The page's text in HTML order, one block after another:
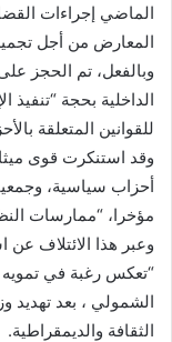
الماضي إجراءات
المعارض من أجل
الداخلية بحجة “تنفيذ
للقوانين المتعلقة
وقد استنكرت قوى
أحزاب سياسية،
مؤخرا، “ممارسات
وعبر هذا الائتلاف عن
“تعكس رغبة في تمويه
الشمولي ، بعد تهديد
الثقافة والديمقراطية.